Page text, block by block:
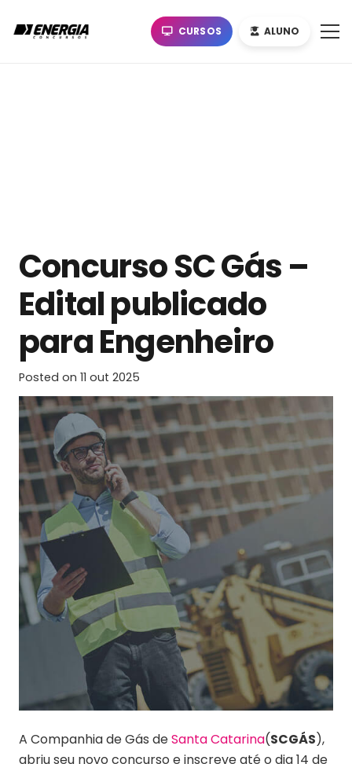
CURSOS ALUNO
Concurso SC Gás –
Edital publicado
para Engenheiro
Posted on 11 out 2025
A Companhia de Gás deSanta Catarina(SCGÁS),
abriu seu novo concurso e inscreve até o dia 14 de